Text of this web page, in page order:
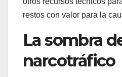
restos con valor para la
La sombra
narcotráfico